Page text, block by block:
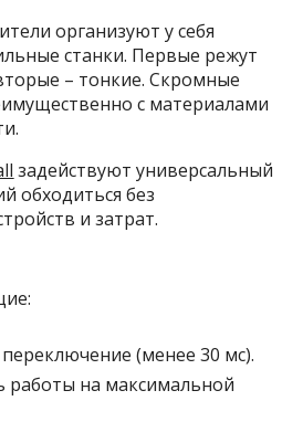
организуют у себя
станки. Первые режут
– тонкие. Скромные
с материалами
задействуют универсальный
обходиться без
и затрат.
(менее 30 мс).
работы на максимальной